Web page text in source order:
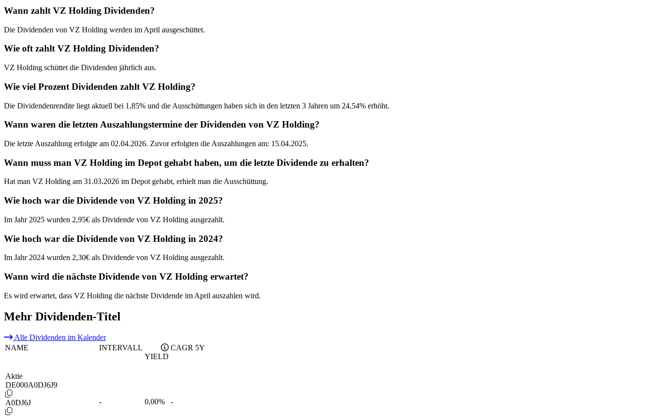
Wann zahlt VZ Holding Dividenden?
Die Dividenden von VZ Holding werden im April ausgeschüttet.
Wie oft zahlt VZ Holding Dividenden?
VZ Holding schüttet die Dividenden jährlich aus.
Wie viel Prozent Dividenden zahlt VZ Holding?
Die Dividendenrendite liegt aktuell bei 1,85% und die Ausschüttungen haben sich in den letzten 3 Jahren um 24,54% erhöht.
Wann waren die letzten Auszahlungstermine der Dividenden von VZ Holding?
Die letzte Auszahlung erfolgte am 02.04.2026. Zuvor erfolgten die Auszahlungen am: 15.04.2025.
Wann muss man VZ Holding im Depot gehabt haben, um die letzte Dividende zu erhalten?
Hat man VZ Holding am 31.03.2026 im Depot gehabt, erhielt man die Ausschüttung.
Wie hoch war die Dividende von VZ Holding in 2025?
Im Jahr 2025 wurden 2,95€ als Dividende von VZ Holding ausgezahlt.
Wie hoch war die Dividende von VZ Holding in 2024?
Im Jahr 2024 wurden 2,30€ als Dividende von VZ Holding ausgezahlt.
Wann wird die nächste Dividende von VZ Holding erwartet?
Es wird erwartet, dass VZ Holding die nächste Dividende im April auszahlen wird.
Mehr Dividenden-Titel
Alle Dividenden im Kalender
NAME
INTERVALL
YIELD
CAGR 5Y
Aktie
DE000A0DJ6J9
A0DJ6J - 0,00% -